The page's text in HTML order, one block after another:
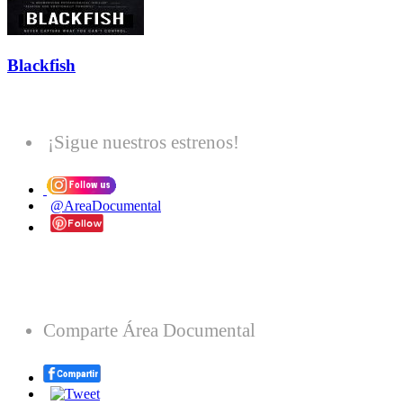
Blackfish
¡Sigue nuestros estrenos!
@AreaDocumental
Comparte Área Documental